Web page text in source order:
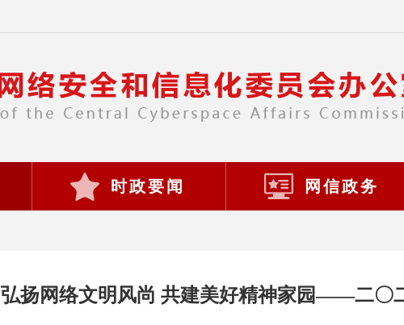
时政要闻 网信政务
弘扬网络文明风尚 共建美好精神家园——二〇